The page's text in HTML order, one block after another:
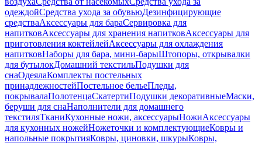
одеждойСредства ухода за обувьюДезинфицирующие
средстваАксессуары для бараСервировка для
напитковАксессуары для хранения напитковАксессуары для
приготовления коктейлейАксессуары для охлаждения
напитковНаборы для бара, мини-барыШтопоры, открывалки
для бутылокДомашний текстильПодушки для
снаОдеялаКомплекты постельных
принадлежностейПостельное бельеПледы,
покрывалаПолотенцаСкатертиПодушки декоративныеМаски,
беруши для снаНаполнители для домашнего
текстиляТканиКухонные ножи, аксессуарыНожиАксессуары
для кухонных ножейНожеточки и комплектующиеКовры и
напольные покрытияКовры, циновки, шкурыКовры,